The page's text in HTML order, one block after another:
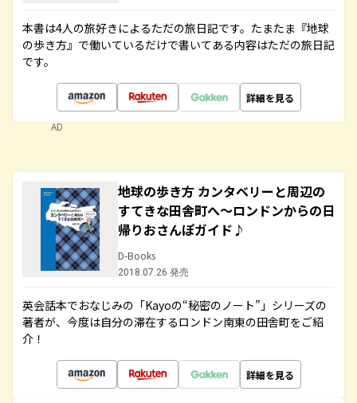
本書は4人の旅好きによるただの旅日記です。たまたま『地球
の歩き方』で働いているだけで書いてある内容はただの旅日記
です。
詳細を見る
AD
地球の歩き方 カンタベリーと周辺の
すてきな田舎町へ～ロンドンからの日
帰りおさんぽガイド♪
D-Books
2018.07.26 発売
英会話本でおなじみの「Kayoの“秘密のノート”」シリーズの
著者が、今度は自分の滞在するロンドン南東の田舎町をご紹
介！
詳細を見る